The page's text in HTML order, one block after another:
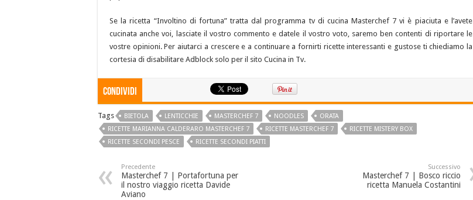
Se la ricetta “Involtino di fortuna” tratta dal programma tv di cucina Masterchef 7 vi è piaciuta e l’avete
cucinata anche voi, lasciate il vostro commento e datele il vostro voto, saremo ben contenti di riportare le
vostre opinioni. Per aiutarci a crescere e a continuare a fornirti ricette interessanti e gustose ti chiediamo la
cortesia di disabilitare Adblock solo per il sito Cucina in Tv.
Condividi
Tags BIETOLA LENTICCHIE MASTERCHEF 7 NOODLES
ORATA
RICETTE MARIANNA CALDERARO MASTERCHEF 7
RICETTE MASTERCHEF 7
RICETTE MISTERY BOX
RICETTE SECONDI PESCE
RICETTE SECONDI PIATTI
Precedente
Masterchef 7 | Portafortuna per
il nostro viaggio ricetta Davide
Aviano
Successivo
Masterchef 7 | Bosco riccio
ricetta Manuela Costantini